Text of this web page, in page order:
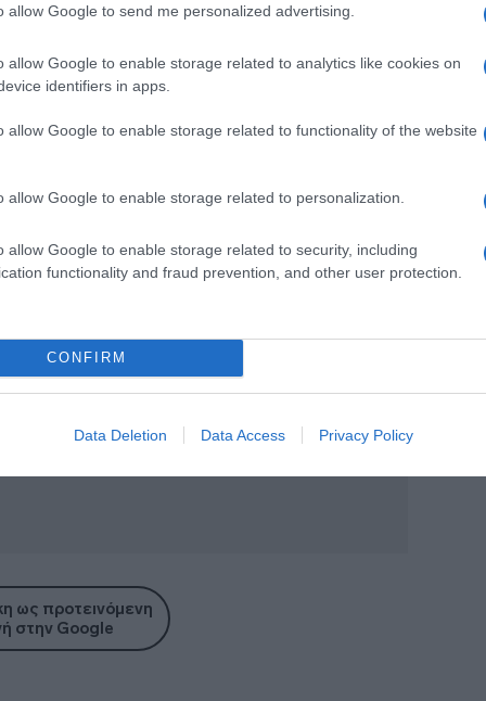
allow Google to send me personalized advertising.
allow Google to enable storage related to analytics like cookies on
identifiers in apps.
allow Google to enable storage related to functionality of the website
allow Google to enable storage related to personalization.
allow Google to enable storage related to security, including
functionality and fraud prevention, and other user protection.
CONFIRM
Data Deletion Data Access Privacy Policy
μήνα σε αποθήκη δεμάτων εταιρείας
στην Εισαγγελία Πρωτοδικών
ως προτεινόμενη
στην Google